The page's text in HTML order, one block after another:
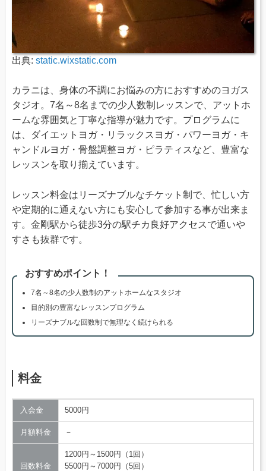
出典: static.wixstatic.com
カラニは、身体の不調にお悩みの方におすすめのヨガス
タジオ。7名～8名までの少人数制レッスンで、アットホ
ームな雰囲気と丁寧な指導が魅力です。プログラムに
は、ダイエットヨガ・リラックスヨガ・パワーヨガ・キ
ャンドルヨガ・骨盤調整ヨガ・ピラティスなど、豊富な
レッスンを取り揃えています。
レッスン料金はリーズナブルなチケット制で、忙しい方
や定期的に通えない方にも安心して参加する事が出来ま
す。金剛駅から徒歩3分の駅チカ良好アクセスで通いや
すさも抜群です。
おすすめポイント！
7名～8名の少人数制のアットホームなスタジオ
目的別の豊富なレッスンプログラム
リーズナブルな回数制で無理なく続けられる
料金
入会金 5000円
月額料金 －
回数料金
1200円～1500円（1回）
5500円～7000円（5回）